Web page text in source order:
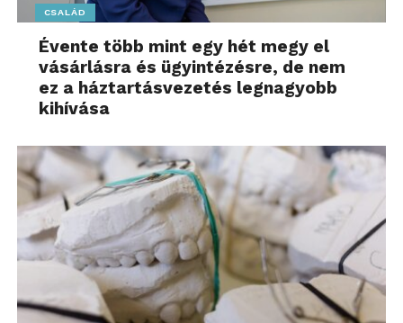
CSALÁD
Évente több mint egy hét megy el
vásárlásra és ügyintézésre, de nem
ez a háztartásvezetés legnagyobb
kihívása